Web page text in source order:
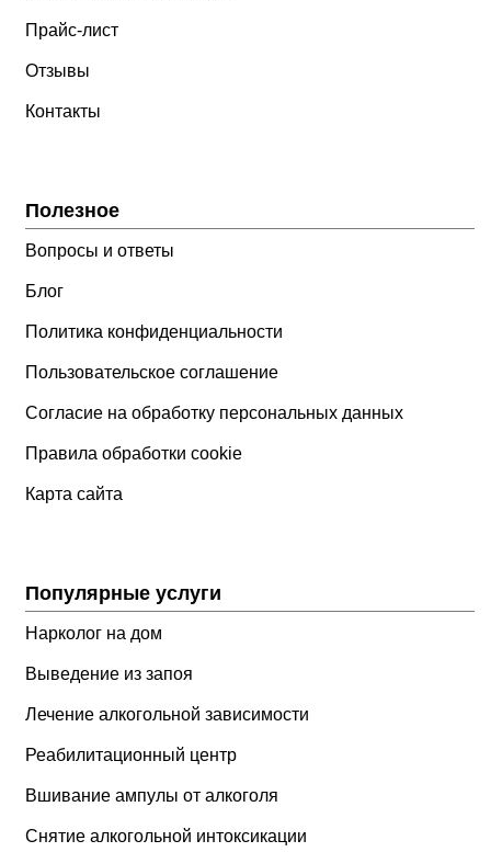
Прайс-лист
Отзывы
Контакты
Полезное
Вопросы и ответы
Блог
Политика конфиденциальности
Пользовательское соглашение
Согласие на обработку персональных данных
Правила обработки cookie
Карта сайта
Популярные услуги
Нарколог на дом
Выведение из запоя
Лечение алкогольной зависимости
Реабилитационный центр
Вшивание ампулы от алкоголя
Снятие алкогольной интоксикации